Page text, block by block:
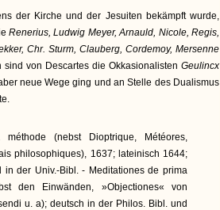
der Kirche und der Jesuiten bekämpft wurde,
Renerius, Ludwig Meyer, Arnauld, Nicole, Regis,
Chr. Sturm, Clauberg, Cordemoy, Mersenne
von Descartes die Okkasionalisten Geulincx
neue Wege ging und an Stelle des Dualismus
(nebst Dioptrique, Météores,
philosophiques), 1637; lateinisch 1644;
der Univ.-Bibl. - Meditationes de prima
den Einwänden, »Objectiones« von
u. a); deutsch in der Philos. Bibl. und